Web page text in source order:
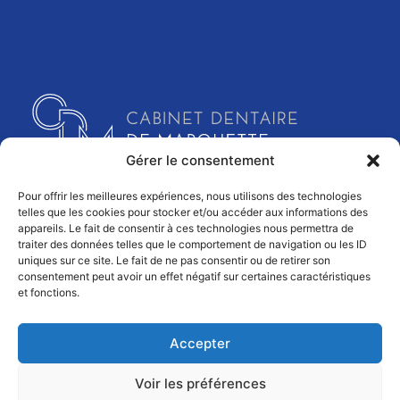
Gérer le consentement
Pour offrir les meilleures expériences, nous utilisons des technologies
telles que les cookies pour stocker et/ou accéder aux informations des
appareils. Le fait de consentir à ces technologies nous permettra de
traiter des données telles que le comportement de navigation ou les ID
uniques sur ce site. Le fait de ne pas consentir ou de retirer son
consentement peut avoir un effet négatif sur certaines caractéristiques
et fonctions.
Accepter
Voir les préférences
CABINET DENTAIRE MARQUETTE © 2026
Tous droits réservés
Conception et réalisation :
MEDIWEB